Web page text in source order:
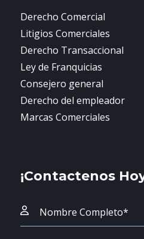
Derecho Comercial
Litigios Comerciales
Derecho Transaccional
Ley de Franquicias
Consejero general
Derecho del empleador
Marcas Comerciales
¡Contactenos